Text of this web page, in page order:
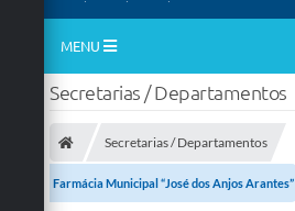
MENU
Inicio
A Nossa Cidade
A Prefeitura
Secretarias / Departamentos
Secretarias / Departamentos
Farmácia Municipal “José dos Anjos Arantes”